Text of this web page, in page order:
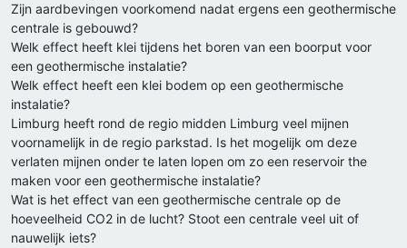
Zijn aardbevingen voorkomend nadat ergens een geothermische
centrale is gebouwd?
Welk effect heeft klei tijdens het boren van een boorput voor
een geothermische instalatie?
Welk effect heeft een klei bodem op een geothermische
instalatie?
Limburg heeft rond de regio midden Limburg veel mijnen
voornamelijk in de regio parkstad. Is het mogelijk om deze
verlaten mijnen onder te laten lopen om zo een reservoir the
maken voor een geothermische instalatie?
Wat is het effect van een geothermische centrale op de
hoeveelheid CO2 in de lucht? Stoot een centrale veel uit of
nauwelijk iets?